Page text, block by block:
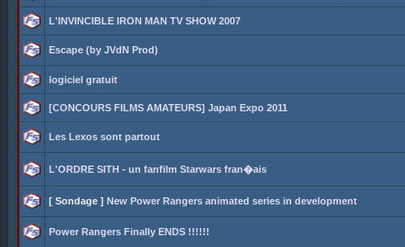
L'INVINCIBLE IRON MAN TV SHOW 2007
Escape (by JVdN Prod)
logiciel gratuit
[CONCOURS FILMS AMATEURS] Japan Expo 2011
Les Lexos sont partout
L'ORDRE SITH - un fanfilm Starwars fran�ais
[ Sondage ] New Power Rangers animated series in development
Power Rangers Finally ENDS !!!!!!